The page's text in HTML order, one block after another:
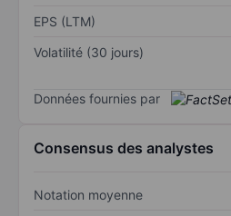
EPS (LTM)
Volatilité (30 jours)
Données fournies par
Consensus des analystes
Notation moyenne